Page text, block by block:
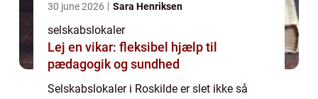
30 june 2026 Sara Henriksen
selskabslokaler
Lej en vikar: fleksibel hjælp til
pædagogik og sundhed
Selskabslokaler i Roskilde er slet ikke så